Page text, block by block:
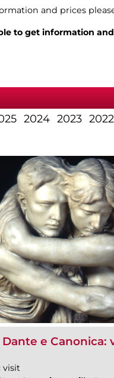
and prices
to get information
2024 2023 2022
Dante e Canonica:
visit